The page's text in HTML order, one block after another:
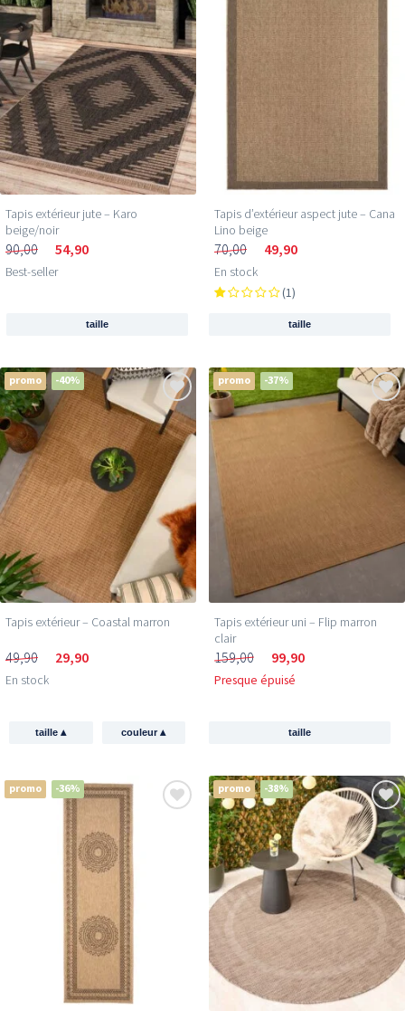
Tapis extérieur jute​ – Karo
beige/noir
90,00 54,90
Best-seller
taille
Tapis d’extérieur aspect jute – Cana
Lino beige
70,00 49,90
En stock
(1)
taille
promo -40%
Tapis extérieur – Coastal marron
49,90 29,90
En stock
taille▴ couleur▴
promo -37%
Tapis extérieur uni – Flip marron
clair
159,00 99,90
Presque épuisé
taille
promo -36% promo -38%